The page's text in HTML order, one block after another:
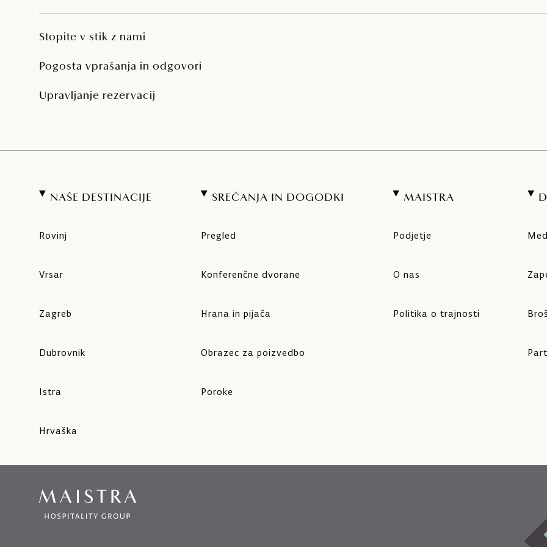
Stopite v stik z nami
Pogosta vprašanja in odgovori
Upravljanje rezervacij
NAŠE DESTINACIJE
Rovinj
Vrsar
Zagreb
Dubrovnik
Istra
Hrvaška
SREČANJA IN DOGODKI
Pregled
Konferenčne dvorane
Hrana in pijača
Obrazec za poizvedbo
Poroke
MAISTRA
Podjetje
O nas
Politika o trajnosti